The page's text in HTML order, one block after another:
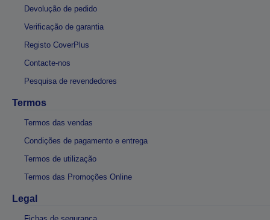
Devolução de pedido
Verificação de garantia
Registo CoverPlus
Contacte-nos
Pesquisa de revendedores
Termos
Termos das vendas
Condições de pagamento e entrega
Termos de utilização
Termos das Promoções Online
Legal